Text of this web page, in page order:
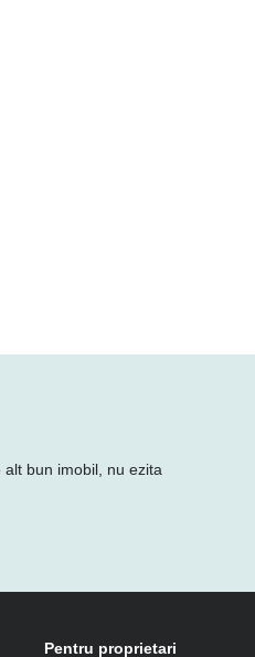
bun imobil, nu ezita
Pentru proprietari